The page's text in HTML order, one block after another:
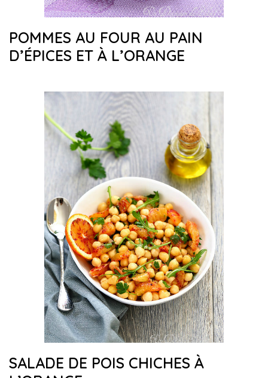
POMMES AU FOUR AU PAIN
D’ÉPICES ET À L’ORANGE
SALADE DE POIS CHICHES À